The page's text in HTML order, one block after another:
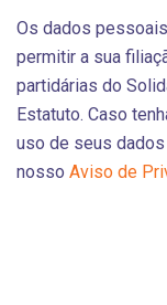
Os dados
permitir a sua
partidárias do
Estatuto. Caso
uso de seus
nosso Aviso de